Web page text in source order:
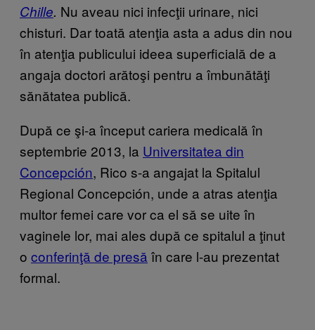
Chille. Nu aveau nici infecţii urinare, nici
chisturi. Dar toată atenţia asta a adus din nou
în atenţia publicului ideea superficială de a
angaja doctori arătoşi pentru a îmbunătăţi
sănătatea publică.
După ce şi-a început cariera medicală în
septembrie 2013, la Universitatea din
Concepción, Rico s-a angajat la Spitalul
Regional Concepción, unde a atras atenţia
multor femei care vor ca el să se uite în
vaginele lor, mai ales după ce spitalul a ţinut
o conferinţă de presă în care l-au prezentat
formal.